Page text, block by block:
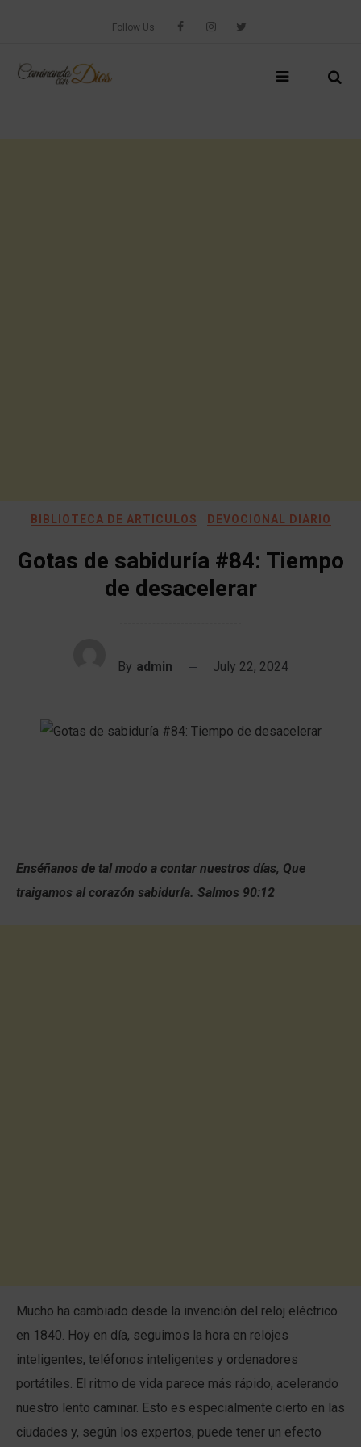
Follow Us
BIBLIOTECA DE ARTICULOS DEVOCIONAL DIARIO
Gotas de sabiduría #84: Tiempo
de desacelerar
By admin July 22, 2024
Enséñanos de tal modo a contar nuestros días, Que
traigamos al corazón sabiduría. Salmos 90:12
Mucho ha cambiado desde la invención del reloj eléctrico
en 1840. Hoy en día, seguimos la hora en relojes
inteligentes, teléfonos inteligentes y ordenadores
portátiles. El ritmo de vida parece más rápido, acelerando
nuestro lento caminar. Esto es especialmente cierto en las
ciudades y, según los expertos, puede tener un efecto